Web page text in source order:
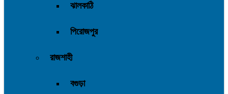
ঝালকাঠি
পিরোজপুর
রাজশাহী
বগুড়া